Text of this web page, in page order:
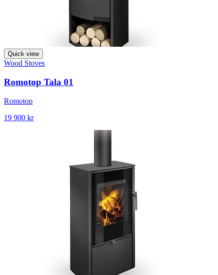
Quick view
Wood Stoves
Romotop Tala 01
Romotop
19 900 kr